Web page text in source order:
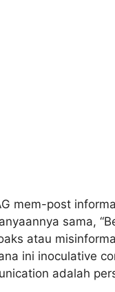
mem-post
sama,
atau
ini inoculative
adalah